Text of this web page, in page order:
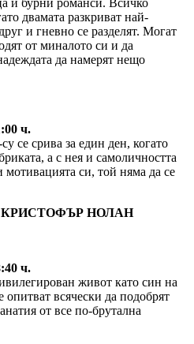
и бурни романси. Всичко
двамата разкриват най-
и гневно се разделят. Могат
от миналото си и да
да намерят нещо
ч.
се срива за един ден, когато
a с нея и самоличността
мотивацията си, той няма да се
НОЛАН
ч.
живот като син на
всячески да подобрят
от все по-брутална